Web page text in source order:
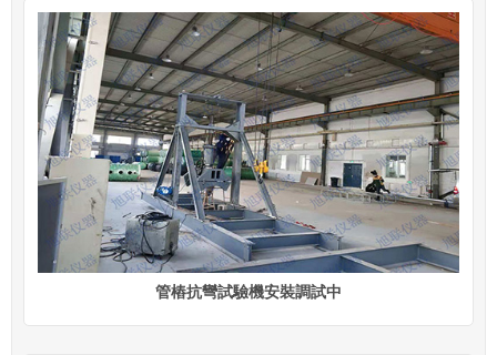
管樁抗彎試驗機安裝調試中